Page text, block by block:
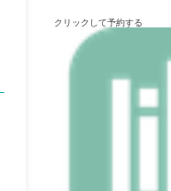
クリックして予約する